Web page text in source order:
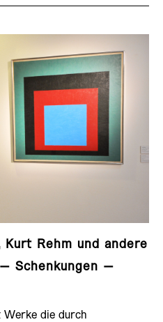
Kurt Rehm und andere
Schenkungen –
Werke die durch